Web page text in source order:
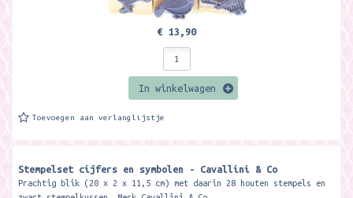
€ 13,90
In winkelwagen
Toevoegen aan verlanglijstje
Stempelset cijfers en symbolen - Cavallini & Co
Prachtig blik (20 x 2 x 11,5 cm) met daarin 28 houten stempels en